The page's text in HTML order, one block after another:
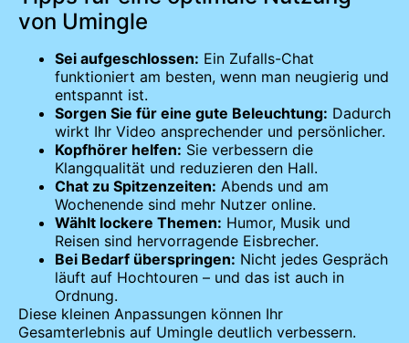
von Umingle
Sei aufgeschlossen: Ein Zufalls-Chat
funktioniert am besten, wenn man neugierig und
entspannt ist.
Sorgen Sie für eine gute Beleuchtung: Dadurch
wirkt Ihr Video ansprechender und persönlicher.
Kopfhörer helfen: Sie verbessern die
Klangqualität und reduzieren den Hall.
Chat zu Spitzenzeiten: Abends und am
Wochenende sind mehr Nutzer online.
Wählt lockere Themen: Humor, Musik und
Reisen sind hervorragende Eisbrecher.
Bei Bedarf überspringen: Nicht jedes Gespräch
läuft auf Hochtouren – und das ist auch in
Ordnung.
Diese kleinen Anpassungen können Ihr
Gesamterlebnis auf Umingle deutlich verbessern.